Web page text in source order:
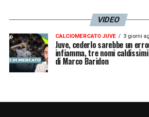
VIDEO
CALCIOMERCATO JUVE 3 giorni
Juve, cederlo sarebbe un
infiamma, tre nomi caldissimi
di Marco Baridon